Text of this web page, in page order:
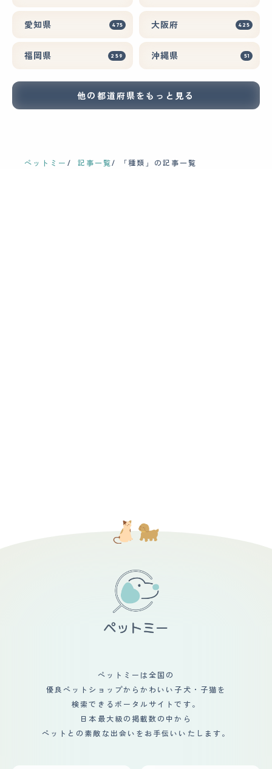
愛知県 475 大阪府 425
福岡県 259 沖縄県 51
他の都道府県をもっと見る
ペットミー 記事一覧 「種類」の記事一覧
ペットミーは全国の
優良ペットショップからかわいい子犬・子猫を
検索できるポータルサイトです。
日本最大級の掲載数の中から
ペットとの素敵な出会いをお手伝いいたします。